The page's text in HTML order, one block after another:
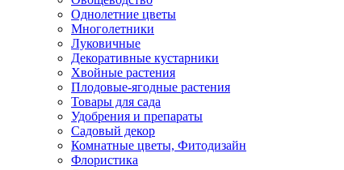
Однолетние цветы
Многолетники
Луковичные
Декоративные кустарники
Хвойные растения
Плодовые-ягодные растения
Товары для сада
Удобрения и препараты
Садовый декор
Комнатные цветы, Фитодизайн
Флористика